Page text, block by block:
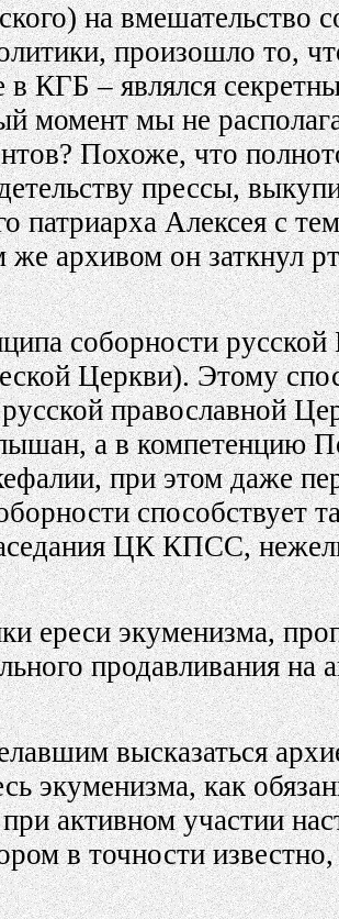
на вмешательство
произошло то,
в КГБ – являлся
момент мы не
Похоже, что
прессы,
Алексея с
архивом он заткнул
соборности
Церкви). Этому
православной
а в компетенцию
при этом даже
способствует
ЦК КПСС,
ереси экуменизма,
продавливания на
высказаться
экуменизма, как
активном участии
в точности